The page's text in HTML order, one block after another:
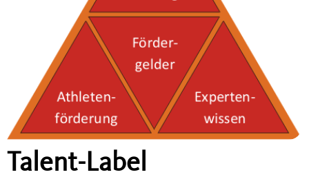
Talent-Label